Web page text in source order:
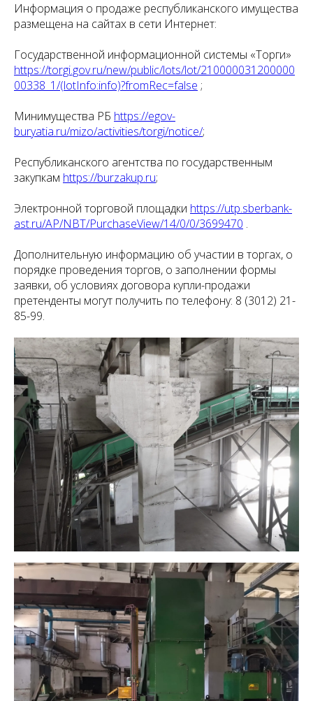
Информация о продаже республиканского имущества
размещена на сайтах в сети Интернет:
Государственной информационной системы «Торги»
https://torgi.gov.ru/new/public/lots/lot/210000031200000
00338_1/(lotInfo:info)?fromRec=false ;
Минимущества РБ https://egov-
buryatia.ru/mizo/activities/torgi/notice/;
Республиканского агентства по государственным
закупкам https://burzakup.ru;
Электронной торговой площадки https://utp.sberbank-
ast.ru/AP/NBT/PurchaseView/14/0/0/3699470 .
Дополнительную информацию об участии в торгах, о
порядке проведения торгов, о заполнении формы
заявки, об условиях договора купли-продажи
претенденты могут получить по телефону: 8 (3012) 21-
85-99.